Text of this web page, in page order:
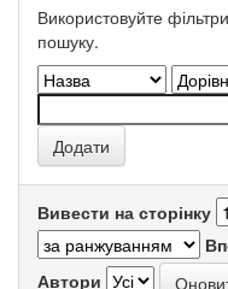
Використовуйте
пошуку.
Вивести на сторінку
Автори